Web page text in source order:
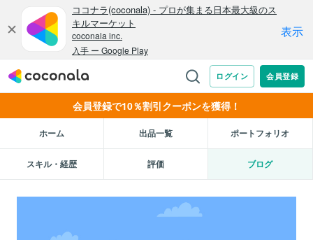
会員登録で10％割引クーポンを獲得！
ホーム 出品一覧 ポートフォリオ
スキル・経歴 評価 ブログ